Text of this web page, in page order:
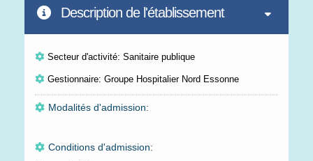
Description de l'établissement
Secteur d'activité: Sanitaire publique
Gestionnaire: Groupe Hospitalier Nord Essonne
Modalités d'admission:
Conditions d'admission: